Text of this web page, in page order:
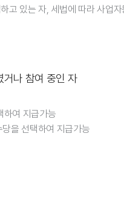
고 있는 자, 세법에 따라 사업
나 참여 중인 자
하여 지급가능
을 선택하여 지급가능